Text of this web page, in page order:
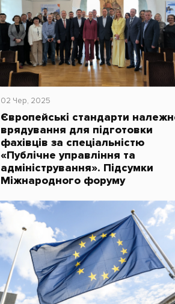
02 Чер, 2025
Європейські стандарти
врядування для підготовки
фахівців за спеціальністю
«Публічне управління та
адміністрування». Підсумки
Міжнародного форуму